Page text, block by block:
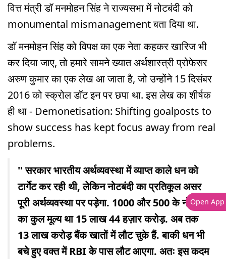
वित्त मंत्री डॉ मनमोहन सिंह ने राज्यसभा में नोटबंदी को
monumental mismanagement बता दिया था.
डॉ मनमोहन सिंह को विपक्ष का एक नेता कहकर खारिज भी
कर दिया जाए, तो हमारे सामने ख्यात अर्थशास्त्री प्रोफेसर
अरुण कुमार का एक लेख आ जाता है, जो उन्होंने 15 दिसंबर
2016 को स्क्रोल डॉट इन पर छपा था. इस लेख का शीर्षक
ही था - Demonetisation: Shifting goalposts to
show success has kept focus away from real
problems.
'' सरकार भारतीय अर्थव्यवस्था में व्याप्त काले धन को
टार्गेट कर रही थी, लेकिन नोटबंदी का प्रतिकूल असर
पूरी अर्थव्यवस्था पर पड़ेगा. 1000 और 500 के नोटों
का कुल मूल्य था 15 लाख 44 हज़ार करोड़. अब तक
13 लाख करोड़ बैंक खातों में लौट चुके हैं. बाकी धन भी
बचे हुए वक्त में RBI के पास लौट आएगा. अतः इस कदम
Open App